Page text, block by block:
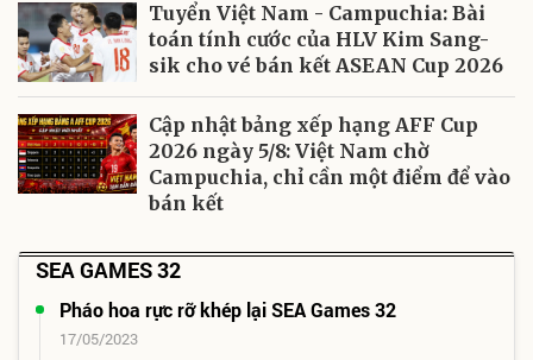
Tuyển Việt Nam - Campuchia: Bài
toán tính cước của HLV Kim Sang-
sik cho vé bán kết ASEAN Cup 2026
Cập nhật bảng xếp hạng AFF Cup
2026 ngày 5/8: Việt Nam chờ
Campuchia, chỉ cần một điểm để vào
bán kết
SEA GAMES 32
Pháo hoa rực rỡ khép lại SEA Games 32
17/05/2023